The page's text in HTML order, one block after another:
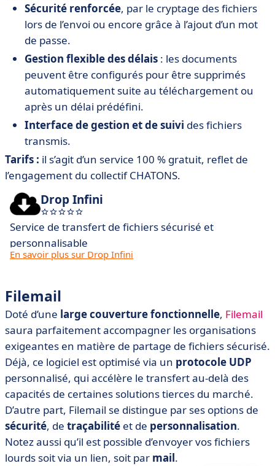
Sécurité renforcée, par le cryptage des fichiers
lors de l’envoi ou encore grâce à l’ajout d’un mot
de passe.
Gestion flexible des délais : les documents
peuvent être configurés pour être supprimés
automatiquement suite au téléchargement ou
après un délai prédéfini.
Interface de gestion et de suivi des fichiers
transmis.
Tarifs : il s’agit d’un service 100 % gratuit, reflet de
l’engagement du collectif CHATONS.
Drop Infini
Service de transfert de fichiers sécurisé et
personnalisable
En savoir plus sur Drop Infini
Filemail
Doté d’une large couverture fonctionnelle, Filemail
saura parfaitement accompagner les organisations
exigeantes en matière de partage de fichiers sécurisé.
Déjà, ce logiciel est optimisé via un protocole UDP
personnalisé, qui accélère le transfert au-delà des
capacités de certaines solutions tierces du marché.
D’autre part, Filemail se distingue par ses options de
sécurité, de traçabilité et de personnalisation.
Notez aussi qu’il est possible d’envoyer vos fichiers
lourds soit via un lien, soit par mail.